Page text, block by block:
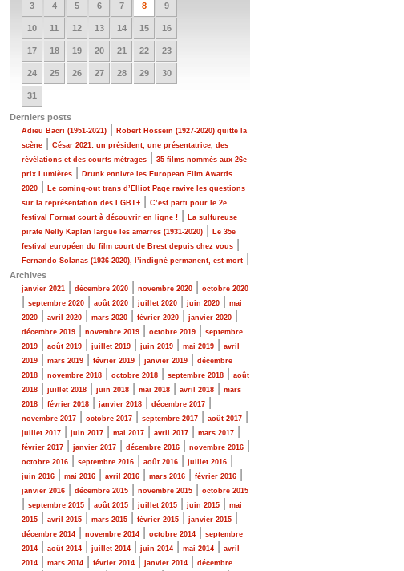
3 4 5 6 7 8 9
10 11 12 13 14 15 16
17 18 19 20 21 22 23
24 25 26 27 28 29 30
31
Derniers posts
Adieu Bacri (1951-2021)
Robert Hossein (1927-2020) quitte la
scène
César 2021: un président, une présentatrice, des
révélations et des courts métrages
35 films nommés aux 26e
prix Lumières
Drunk ennivre les European Film Awards
2020
Le coming-out trans d’Elliot Page ravive les questions
sur la représentation des LGBT+
C’est parti pour le 2e
festival Format court à découvrir en ligne !
La sulfureuse
pirate Nelly Kaplan largue les amarres (1931-2020)
Le 35e
festival européen du film court de Brest depuis chez vous
Fernando Solanas (1936-2020), l’indigné permanent, est mort
Archives
janvier 2021 décembre 2020 novembre 2020 octobre 2020
septembre 2020 août 2020 juillet 2020 juin 2020
mai
2020
avril 2020 mars 2020 février 2020 janvier 2020
décembre 2019 novembre 2019 octobre 2019
septembre
2019
août 2019 juillet 2019 juin 2019 mai 2019
avril
2019
mars 2019 février 2019 janvier 2019
décembre
2018
novembre 2018 octobre 2018 septembre 2018
août
2018
juillet 2018 juin 2018 mai 2018 avril 2018
mars
2018
février 2018 janvier 2018 décembre 2017
novembre 2017 octobre 2017 septembre 2017 août 2017
juillet 2017 juin 2017 mai 2017 avril 2017 mars 2017
février 2017 janvier 2017 décembre 2016 novembre 2016
octobre 2016 septembre 2016 août 2016 juillet 2016
juin 2016 mai 2016 avril 2016 mars 2016 février 2016
janvier 2016 décembre 2015 novembre 2015 octobre 2015
septembre 2015 août 2015 juillet 2015 juin 2015
mai
2015
avril 2015 mars 2015 février 2015 janvier 2015
décembre 2014 novembre 2014 octobre 2014
septembre
2014
août 2014 juillet 2014 juin 2014 mai 2014
avril
2014
mars 2014 février 2014 janvier 2014
décembre